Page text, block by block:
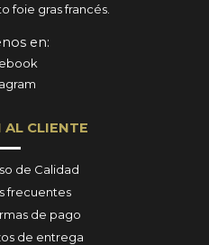
foie gras francés.
en:
AL CLIENTE
de Calidad
frecuentes
de pago
de entrega